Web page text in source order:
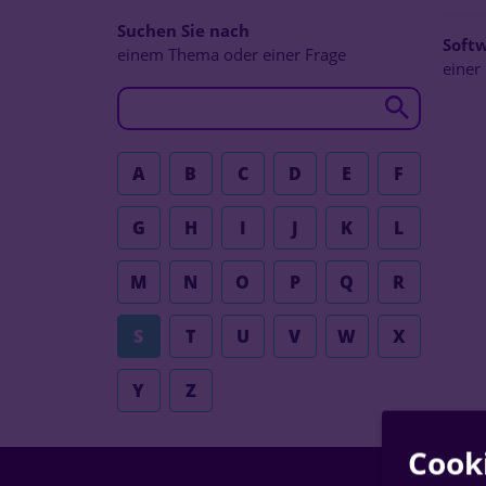
Suchen Sie nach
einem Thema oder einer Frage
A B C D E F
G H I J K L
M N O P Q R
S T U V W X
Y Z
einer